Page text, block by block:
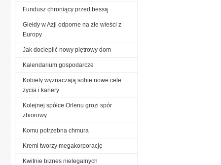
Fundusz chroniący przed bessą
Giełdy w Azji odporne na złe wieści z
Europy
Jak docieplić nowy piętrowy dom
Kalendarium gospodarcze
Kobiety wyznaczają sobie nowe cele
życia i kariery
Kolejnej spółce Orlenu grozi spór
zbiorowy
Komu potrzebna chmura
Kreml tworzy megakorporację
Kwitnie biznes nielegalnych